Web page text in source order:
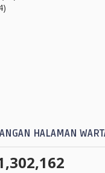
HALAMAN